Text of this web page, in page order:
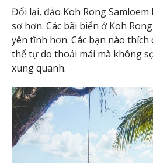
Đổi lại, đảo Koh Rong Samloem
sơ hơn. Các bãi biển ở Koh
yên tĩnh hơn. Các bạn nào
thể tự do thoải mái mà không
xung quanh.